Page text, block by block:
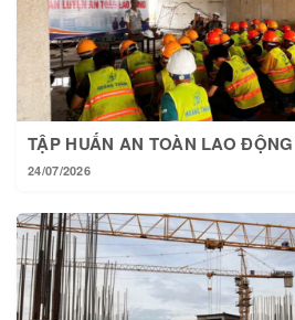
TẬP HUẤN AN TOÀN LAO
24/07/2026